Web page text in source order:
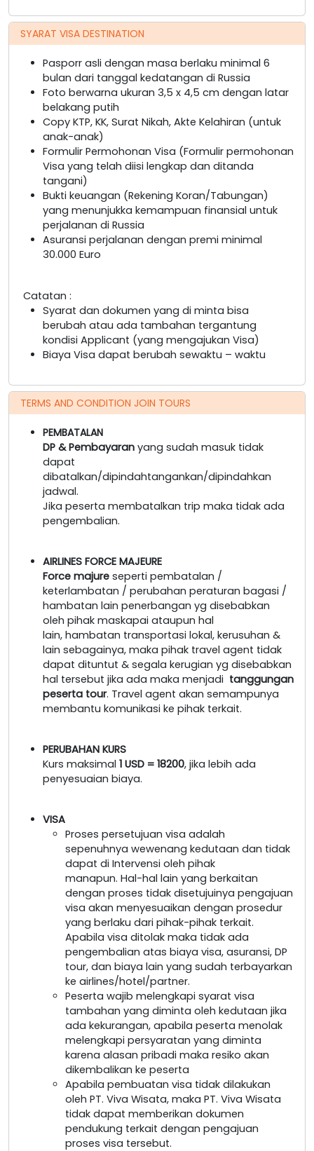
SYARAT VISA DESTINATION
Pasporr asli dengan masa berlaku minimal 6
bulan dari tanggal kedatangan di Russia
Foto berwarna ukuran 3,5 x 4,5 cm dengan latar
belakang putih
Copy KTP, KK, Surat Nikah, Akte Kelahiran (untuk
anak-anak)
Formulir Permohonan Visa (Formulir permohonan
Visa yang telah diisi lengkap dan ditanda
tangani)
Bukti keuangan (Rekening Koran/Tabungan)
yang menunjukka kemampuan finansial untuk
perjalanan di Russia
Asuransi perjalanan dengan premi minimal
30.000 Euro
Catatan :
Syarat dan dokumen yang di minta bisa
berubah atau ada tambahan tergantung
kondisi Applicant (yang mengajukan Visa)
Biaya Visa dapat berubah sewaktu – waktu
TERMS AND CONDITION JOIN TOURS
PEMBATALAN
DP & Pembayaran yang sudah masuk tidak
dapat
dibatalkan/dipindahtangankan/dipindahkan
jadwal.
Jika peserta membatalkan trip maka tidak ada
pengembalian.
AIRLINES FORCE MAJEURE
Force majure seperti pembatalan /
keterlambatan / perubahan peraturan bagasi /
hambatan lain penerbangan yg disebabkan
oleh pihak maskapai ataupun hal
lain, hambatan transportasi lokal, kerusuhan &
lain sebagainya, maka pihak travel agent tidak
dapat dituntut & segala kerugian yg disebabkan
hal tersebut jika ada maka menjadi tanggungan
peserta tour. Travel agent akan semampunya
membantu komunikasi ke pihak terkait.
PERUBAHAN KURS
Kurs maksimal 1 USD = 18200, jika lebih ada
penyesuaian biaya.
VISA
Proses persetujuan visa adalah
sepenuhnya wewenang kedutaan dan tidak
dapat di Intervensi oleh pihak
manapun. Hal-hal lain yang berkaitan
dengan proses tidak disetujuinya pengajuan
visa akan menyesuaikan dengan prosedur
yang berlaku dari pihak-pihak terkait.
Apabila visa ditolak maka tidak ada
pengembalian atas biaya visa, asuransi, DP
tour, dan biaya lain yang sudah terbayarkan
ke airlines/hotel/partner.
Peserta wajib melengkapi syarat visa
tambahan yang diminta oleh kedutaan jika
ada kekurangan, apabila peserta menolak
melengkapi persyaratan yang diminta
karena alasan pribadi maka resiko akan
dikembalikan ke peserta
Apabila pembuatan visa tidak dilakukan
oleh PT. Viva Wisata, maka PT. Viva Wisata
tidak dapat memberikan dokumen
pendukung terkait dengan pengajuan
proses visa tersebut.